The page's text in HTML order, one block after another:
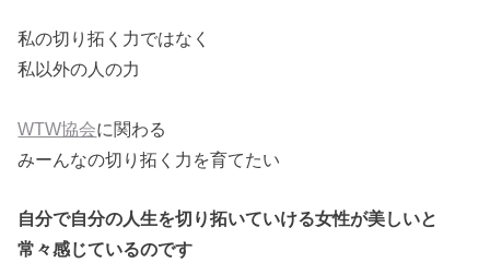
私の切り拓く力ではなく
私以外の人の力
WTW協会に関わる
みーんなの切り拓く力を育てたい
自分で自分の人生を切り拓いていける女性が美しいと
常々感じているのです